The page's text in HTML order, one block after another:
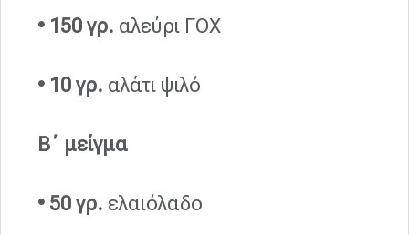
• 150 γρ. αλεύρι ΓΟΧ
• 10 γρ. αλάτι ψιλό
Β΄ μείγμα
• 50 γρ. ελαιόλαδο